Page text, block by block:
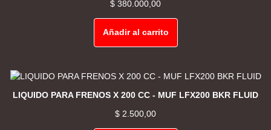
$ 380.000,00
Añadir al carrito
LIQUIDO PARA FRENOS X 200 CC - MUF LFX200 BKR FLUID
$ 2.500,00